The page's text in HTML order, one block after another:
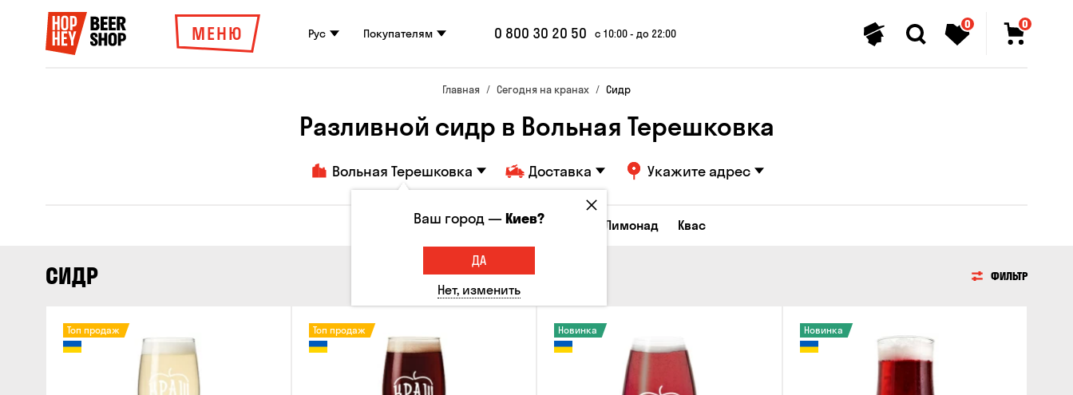
МЕНЮ Рус Покупателям 0 800 30 20 50 с 10:00 - до 22:00
0 0
Главная Сегодня на кранах Сидр
Разливной сидр в Вольная Терешковка
Вольная Терешковка Доставка Укажите адрес
Все товары Пиво Сидр Лимонад Квас
СИДР ФИЛЬТР
Топ продаж Топ продаж Новинка Новинка
Ваш город —Киев?
ДА
Нет, изменить